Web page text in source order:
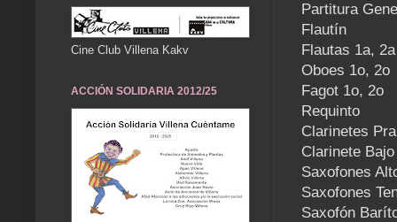
Partitura
Flautín
Flautas 1a, 2a
Oboes 1o, 2o
Fagot 1o, 2o
Requinto
Clarinetes
Clarinete Bajo
Saxofones
Saxofones
Saxofón
Cine Club Villena Kakv
ACCIÓN SOLIDARIA 2012/25